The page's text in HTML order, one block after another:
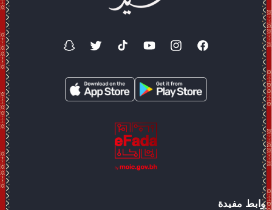
فيسبوكانستغرامموقع
تيك
تويتر
سناب
روابط مفيدة